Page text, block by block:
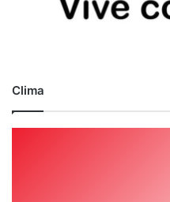
Clima